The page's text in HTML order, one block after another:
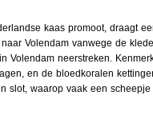
kaas promoot, draagt
Volendam vanwege de
Volendam neerstreken.
en de bloedkoralen
slot, waarop vaak een